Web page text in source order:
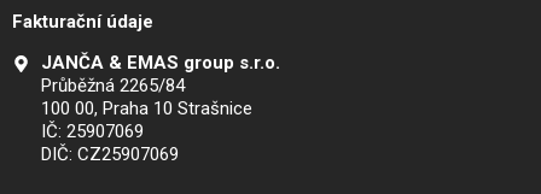
Fakturační údaje
JANČA & EMAS group s.r.o.
Průběžná 2265/84
100 00, Praha 10 Strašnice
IČ: 25907069
DIČ: CZ25907069